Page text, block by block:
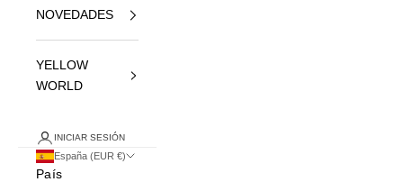
NOVEDADES
YELLOW
WORLD
INICIAR SESIÓN
España (EUR €)
País